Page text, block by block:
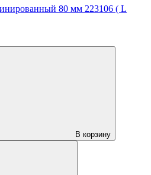
80 мм 223106 ( L
В корзину